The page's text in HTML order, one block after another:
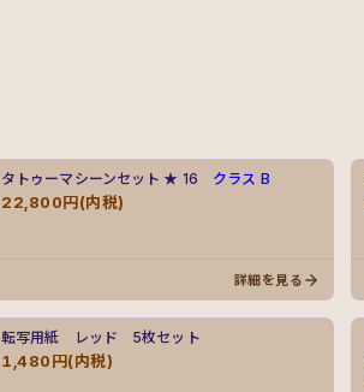
タトゥーマシーンセット ★ 16 クラス B
22,800円(内税)
詳細を見る
転写用紙 レッド 5枚セット
1,480円(内税)